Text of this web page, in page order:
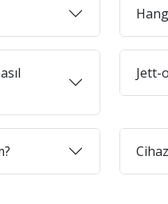
Jett-